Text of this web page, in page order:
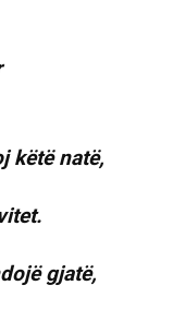
këtë natë,
gjatë,